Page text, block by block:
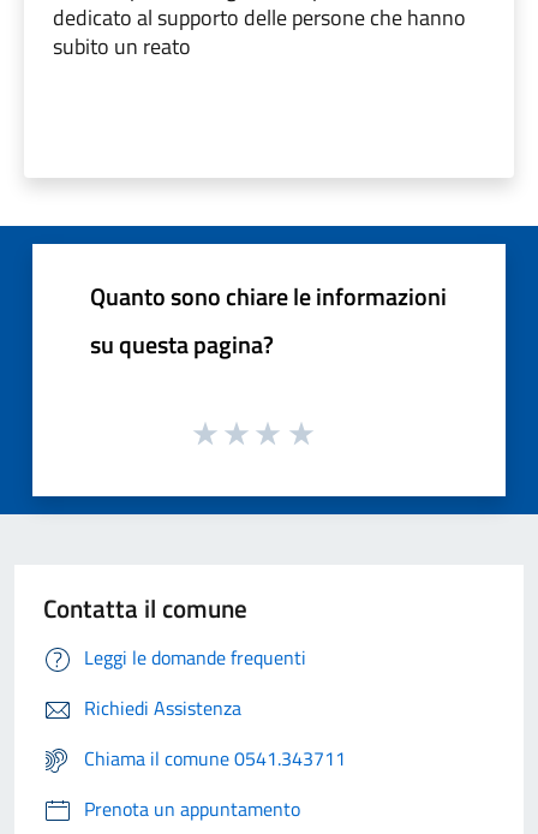
dedicato al supporto delle persone che hanno
subito un reato
Quanto sono chiare le informazioni
su questa pagina?
Contatta il comune
Leggi le domande frequenti
Richiedi Assistenza
Chiama il comune 0541.343711
Prenota un appuntamento